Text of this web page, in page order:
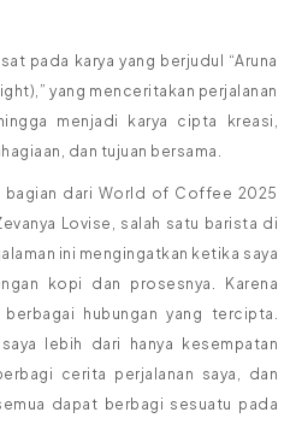
pada karya yang berjudul “Aruna
yang menceritakan perjalanan
menjadi karya cipta kreasi,
dan tujuan bersama.
bagian dari World of Coffee 2025
Lovise, salah satu barista di
ini mengingatkan ketika saya
kopi dan prosesnya. Karena
hubungan yang tercipta.
lebih dari hanya kesempatan
cerita perjalanan saya, dan
dapat berbagi sesuatu pada